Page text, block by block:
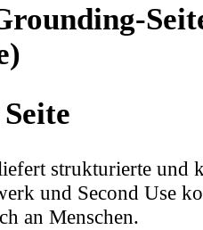
strukturierte
und Second Use
an Menschen.